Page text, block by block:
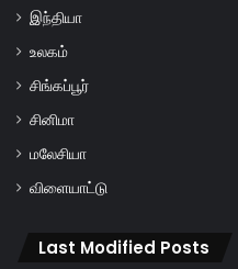
இந்தியா
உலகம்
சிங்கப்பூர்
சினிமா
மலேசியா
விளையாட்டு
Last Modified Posts